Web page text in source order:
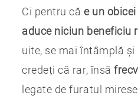
Ci pentru că e un
aduce niciun beneficiu
uite, se mai întâmplă
credeți că rar, însă
legate de furatul